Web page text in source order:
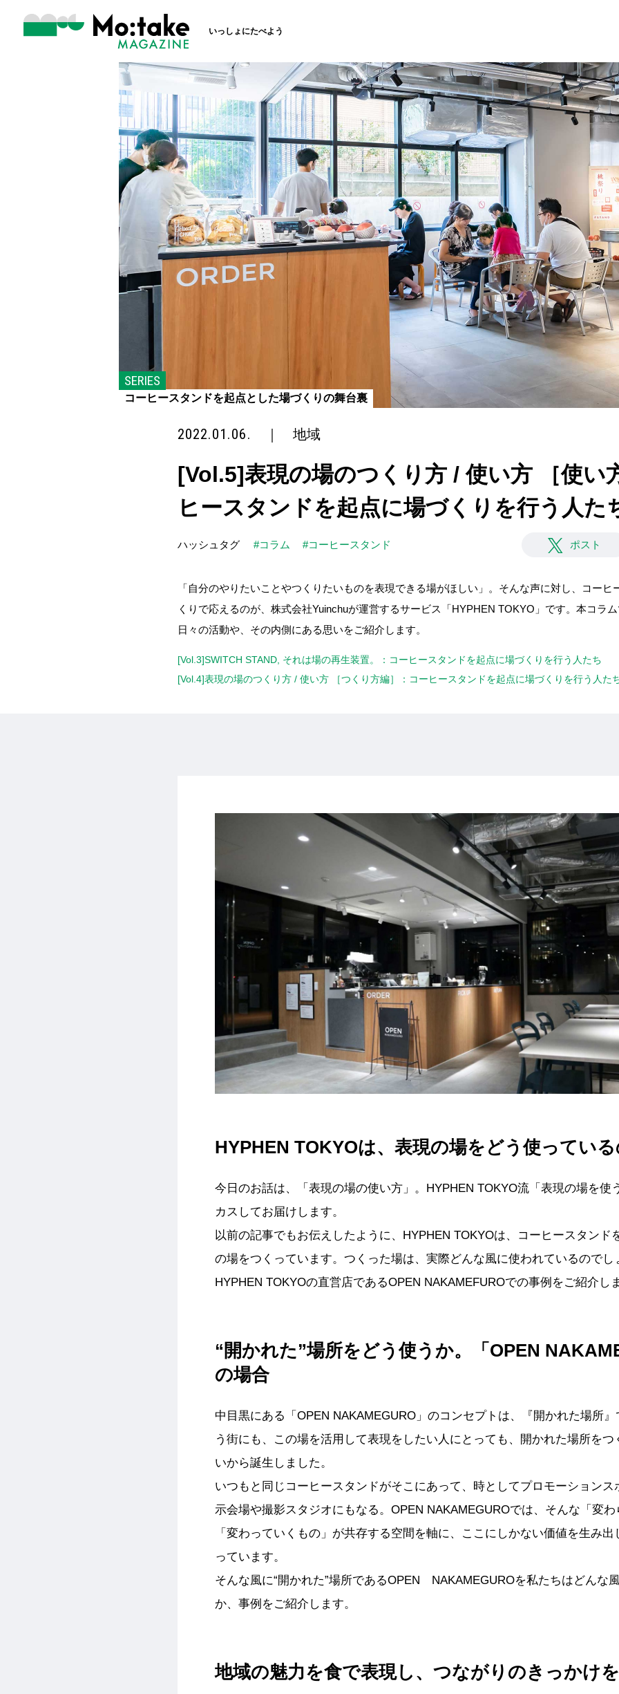
いっしょにたべよう
SERIES
コーヒースタンドを起点とした場づくりの舞台裏
2022.01.06. 地域
[Vol.5]表現の場のつくり方 / 使い方 ［使い
ヒースタンドを起点に場づくりを行う人た
ハッシュタグ #コラム #コーヒースタンド ポスト
「自分のやりたいことやつくりたいものを表現できる場がほしい」。そんな声に対し、コー
くりで応えるのが、株式会社Yuinchuが運営するサービス「HYPHEN TOKYO」です。本コラ
日々の活動や、その内側にある思いをご紹介します。
[Vol.3]SWITCH STAND, それは場の再生装置。：コーヒースタンドを起点に場づくりを行う人たち
[Vol.4]表現の場のつくり方 / 使い方 ［つくり方編］：コーヒースタンドを起点に場づくりを行う人た
HYPHEN TOKYOは、表現の場をどう使ってい
今日のお話は、「表現の場の使い方」。HYPHEN TOKYO流「表現の場を使
カスしてお届けします。
以前の記事でもお伝えしたように、HYPHEN TOKYOは、コーヒースタンド
の場をつくっています。つくった場は、実際どんな風に使われているのでし
HYPHEN TOKYOの直営店であるOPEN NAKAMEFUROでの事例をご紹介し
“開かれた”場所をどう使うか。「OPEN
の場合
中目黒にある「OPEN NAKAMEGURO」のコンセプトは、『開かれた場所
う街にも、この場を活用して表現をしたい人にとっても、開かれた場所をつ
いから誕生しました。
いつもと同じコーヒースタンドがそこにあって、時としてプロモーションス
示会場や撮影スタジオにもなる。OPEN NAKAMEGUROでは、そんな「変
「変わっていくもの」が共存する空間を軸に、ここにしかない価値を生み
っています。
そんな風に“開かれた”場所であるOPEN NAKAMEGUROを私たちはどんな
か、事例をご紹介します。
地域の魅力を食で表現し、つながりのきっかけ